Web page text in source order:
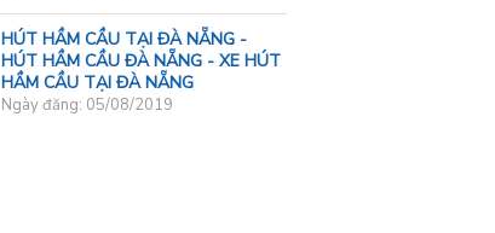
HÚT HẦM CẦU TẠI ĐÀ NẴNG -
HÚT HẦM CẦU ĐÀ NẴNG - XE HÚT
HẦM CẦU TẠI ĐÀ NẴNG
Ngày đăng: 05/08/2019